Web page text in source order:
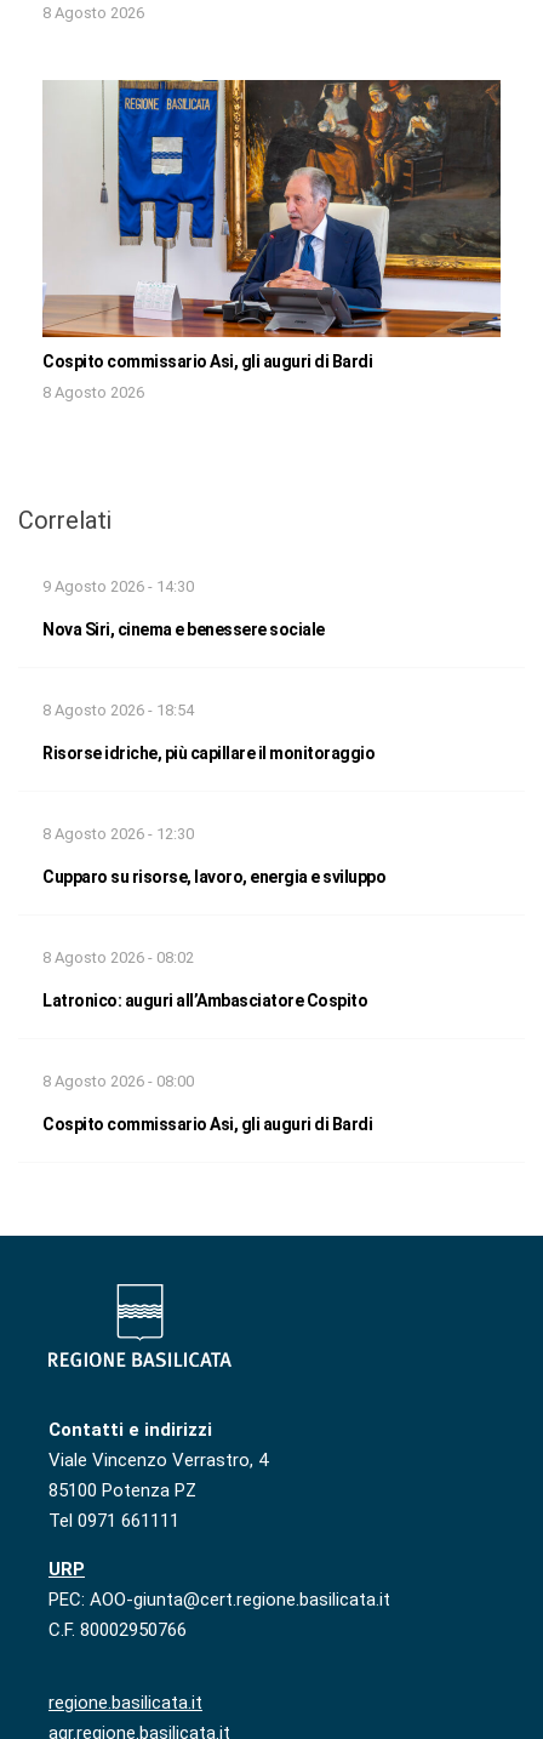
8 Agosto 2026
Cospito commissario Asi, gli auguri di Bardi
8 Agosto 2026
Correlati
9 Agosto 2026 - 14:30
Nova Siri, cinema e benessere sociale
8 Agosto 2026 - 18:54
Risorse idriche, più capillare il monitoraggio
8 Agosto 2026 - 12:30
Cupparo su risorse, lavoro, energia e sviluppo
8 Agosto 2026 - 08:02
Latronico: auguri all’Ambasciatore Cospito
8 Agosto 2026 - 08:00
Cospito commissario Asi, gli auguri di Bardi
Contatti e indirizzi
Viale Vincenzo Verrastro, 4
85100 Potenza PZ
Tel 0971 661111
URP
PEC: AOO-giunta@cert.regione.basilicata.it
C.F. 80002950766
regione.basilicata.it
agr.regione.basilicata.it